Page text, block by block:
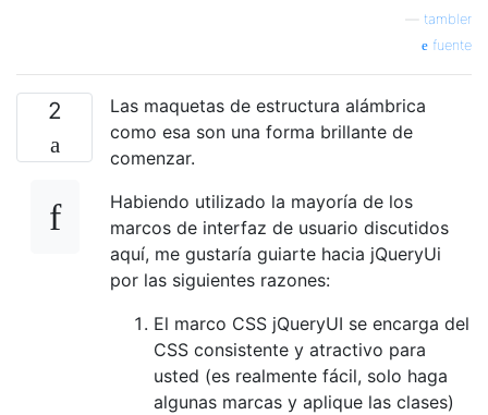
tambler
fuente
2
Las maquetas de estructura alámbrica
como esa son una forma brillante de
comenzar.
Habiendo utilizado la mayoría de los
marcos de interfaz de usuario discutidos
aquí, me gustaría guiarte hacia jQueryUi
por las siguientes razones:
El marco CSS jQueryUI se encarga del
CSS consistente y atractivo para
usted (es realmente fácil, solo haga
algunas marcas y aplique las clases)